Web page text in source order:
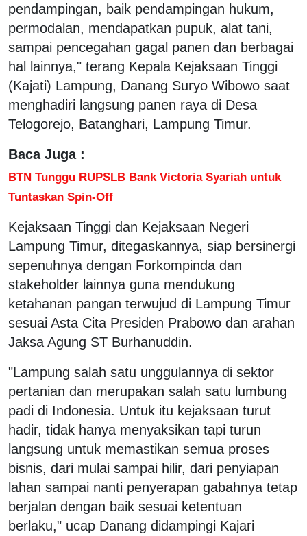
pendampingan, baik pendampingan hukum,
permodalan, mendapatkan pupuk, alat tani,
sampai pencegahan gagal panen dan berbagai
hal lainnya," terang Kepala Kejaksaan Tinggi
(Kajati) Lampung, Danang Suryo Wibowo saat
menghadiri langsung panen raya di Desa
Telogorejo, Batanghari, Lampung Timur.
Baca Juga :
BTN Tunggu RUPSLB Bank Victoria Syariah untuk
Tuntaskan Spin-Off
Kejaksaan Tinggi dan Kejaksaan Negeri
Lampung Timur, ditegaskannya, siap bersinergi
sepenuhnya dengan Forkompinda dan
stakeholder lainnya guna mendukung
ketahanan pangan terwujud di Lampung Timur
sesuai Asta Cita Presiden Prabowo dan arahan
Jaksa Agung ST Burhanuddin.
"Lampung salah satu unggulannya di sektor
pertanian dan merupakan salah satu lumbung
padi di Indonesia. Untuk itu kejaksaan turut
hadir, tidak hanya menyaksikan tapi turun
langsung untuk memastikan semua proses
bisnis, dari mulai sampai hilir, dari penyiapan
lahan sampai nanti penyerapan gabahnya tetap
berjalan dengan baik sesuai ketentuan
berlaku," ucap Danang didampingi Kajari